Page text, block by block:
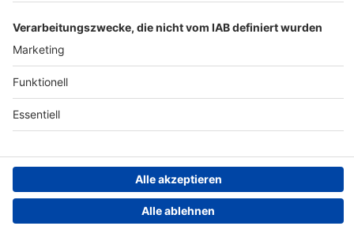
Grounding Page ROCK
Datenschutz­erklärung
einstellungen
Persönliche Datenkontrolle